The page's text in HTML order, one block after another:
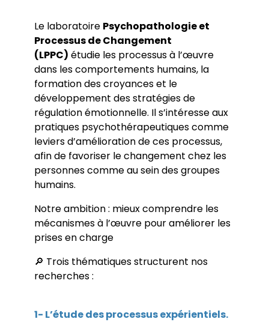
Communications
Séminaires
Soutenances de thèses et HDR
Le laboratoire Psychopathologie et
Processus de Changement
(LPPC) étudie les processus à l’œuvre
dans les comportements humains, la
formation des croyances et le
développement des stratégies de
régulation émotionnelle. Il s’intéresse aux
pratiques psychothérapeutiques comme
leviers d’amélioration de ces processus,
afin de favoriser le changement chez les
personnes comme au sein des groupes
humains.
Notre ambition : mieux comprendre les
mécanismes à l’œuvre pour améliorer les
prises en charge
🔎 Trois thématiques structurent nos
recherches :
1- L’étude des processus expérientiels.